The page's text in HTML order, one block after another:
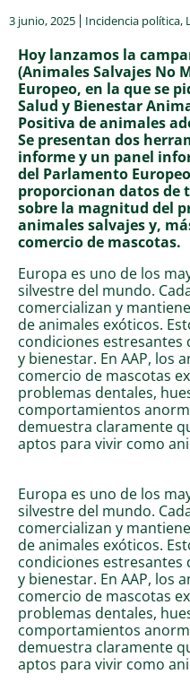
3 junio, 2025 Incidencia política,
Hoy lanzamos la
(Animales Salvajes No
Europeo, en la que se
Salud y Bienestar
Positiva de animales
Se presentan dos
informe y un panel
del Parlamento
proporcionan datos de
sobre la magnitud del
animales salvajes y,
comercio de mascotas.
Europa es uno de los
silvestre del mundo.
comercializan y
de animales exóticos.
condiciones
y bienestar. En AAP, los
comercio de mascotas
problemas dentales,
comportamientos
demuestra claramente
aptos para vivir como
Europa es uno de los
silvestre del mundo.
comercializan y
de animales exóticos.
condiciones
y bienestar. En AAP, los
comercio de mascotas
problemas dentales,
comportamientos
demuestra claramente
aptos para vivir como